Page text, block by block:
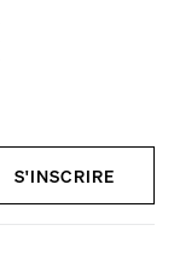
S'INSCRIRE